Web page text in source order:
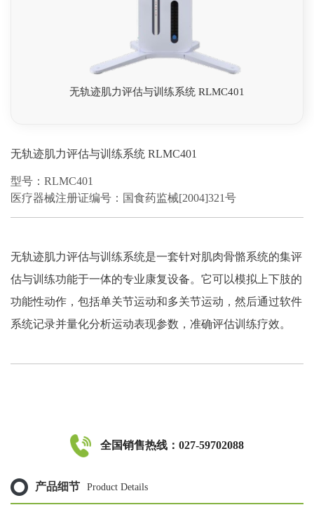
无轨迹肌力评估与训练系统 RLMC401
无轨迹肌力评估与训练系统 RLMC401
型号：RLMC401
医疗器械注册证编号：国食药监械[2004]321号
无轨迹肌力评估与训练系统是一套针对肌肉骨骼系统的集评
估与训练功能于一体的专业康复设备。它可以模拟上下肢的
功能性动作，包括单关节运动和多关节运动，然后通过软件
系统记录并量化分析运动表现参数，准确评估训练疗效。
全国销售热线：027-59702088
产品细节 Product Details